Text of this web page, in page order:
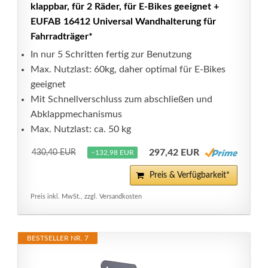
klappbar, für 2 Räder, für E-Bikes geeignet +
EUFAB 16412 Universal Wandhalterung für
Fahrradträger*
In nur 5 Schritten fertig zur Benutzung
Max. Nutzlast: 60kg, daher optimal für E-Bikes
geeignet
Mit Schnellverschluss zum abschließen und
Abklappmechanismus
Max. Nutzlast: ca. 50 kg
430,40 EUR −132,98 EUR 297,42 EUR
Preis & Verfügbarkeit*
Preis inkl. MwSt., zzgl. Versandkosten
BESTSELLER NR. 7